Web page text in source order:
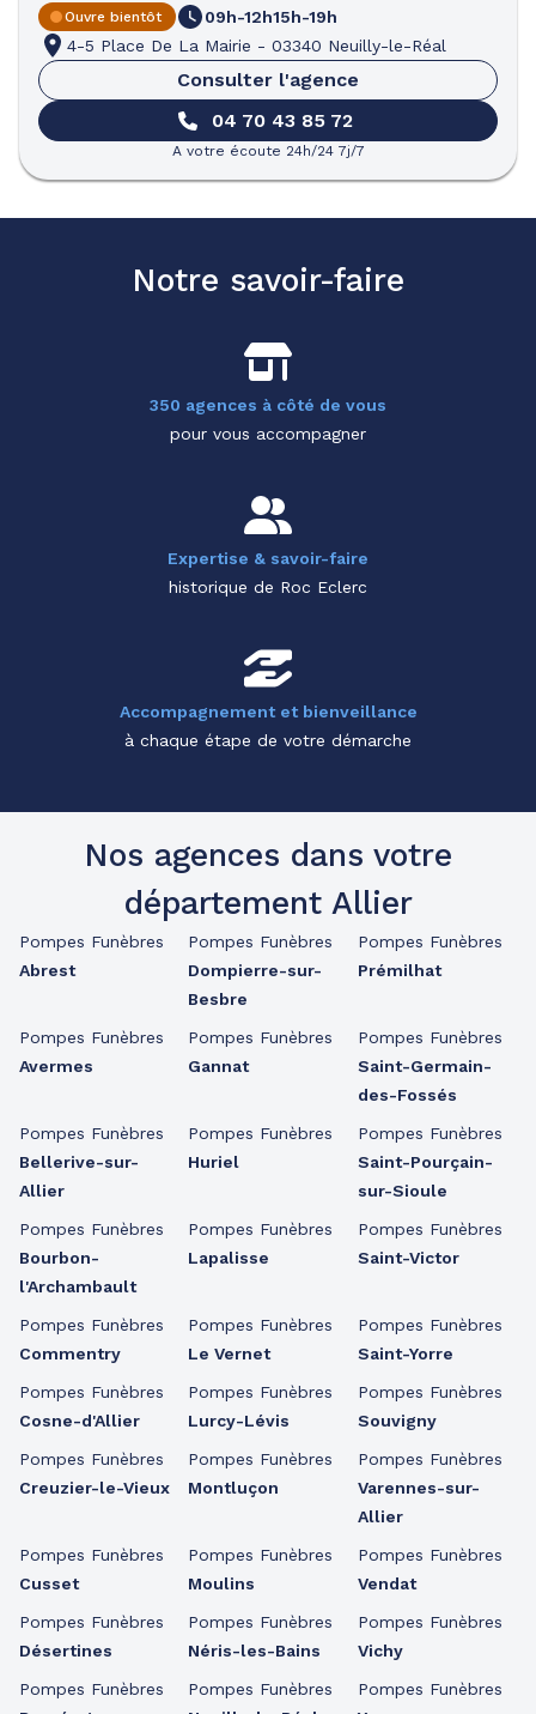
Ouvre bientôt 09h-12h15h-19h
4-5 Place De La Mairie - 03340 Neuilly-le-Réal
Consulter l'agence
04 70 43 85 72
A votre écoute 24h/24 7j/7
Notre savoir-faire
350 agences à côté de vous
pour vous accompagner
Expertise & savoir-faire
historique de Roc Eclerc
Accompagnement et bienveillance
à chaque étape de votre démarche
Nos agences dans votre
département Allier
Pompes Funèbres
Abrest
Pompes Funèbres
Avermes
Pompes Funèbres
Bellerive-sur-
Allier
Pompes Funèbres
Bourbon-
l'Archambault
Pompes Funèbres
Commentry
Pompes Funèbres
Cosne-d'Allier
Pompes Funèbres
Creuzier-le-Vieux
Pompes Funèbres
Cusset
Pompes Funèbres
Désertines
Pompes Funèbres
Pompes Funèbres
Dompierre-sur-
Besbre
Pompes Funèbres
Gannat
Pompes Funèbres
Huriel
Pompes Funèbres
Lapalisse
Pompes Funèbres
Le Vernet
Pompes Funèbres
Lurcy-Lévis
Pompes Funèbres
Montluçon
Pompes Funèbres
Moulins
Pompes Funèbres
Néris-les-Bains
Pompes Funèbres
Pompes Funèbres
Prémilhat
Pompes Funèbres
Saint-Germain-
des-Fossés
Pompes Funèbres
Saint-Pourçain-
sur-Sioule
Pompes Funèbres
Saint-Victor
Pompes Funèbres
Saint-Yorre
Pompes Funèbres
Souvigny
Pompes Funèbres
Varennes-sur-
Allier
Pompes Funèbres
Vendat
Pompes Funèbres
Vichy
Pompes Funèbres